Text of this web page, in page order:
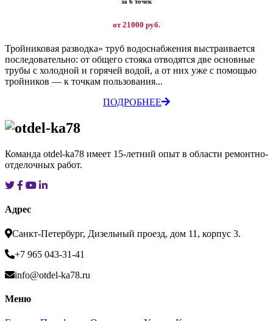
от 21000 руб.
Тройниковая разводка» труб водоснабжения выстраивается
последовательно: от общего стояка отводятся две основные
трубы с холодной и горячей водой, а от них уже с помощью
тройников — к точкам пользования...
ПОДРОБНЕЕ
Команда otdel-ka78 имеет 15-летний опыт в области ремонтно-
отделочных работ.
Адрес
Санкт-Петербург, Дизельный проезд, дом 11, корпус 3.
+7 965 043-31-41
info@otdel-ka78.ru
Меню